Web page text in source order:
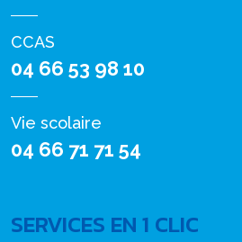
CCAS
04 66 53 98 10
Vie scolaire
04 66 71 71 54
SERVICES EN 1 CLIC